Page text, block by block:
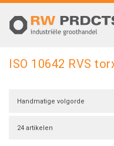
ISO 10642 RVS